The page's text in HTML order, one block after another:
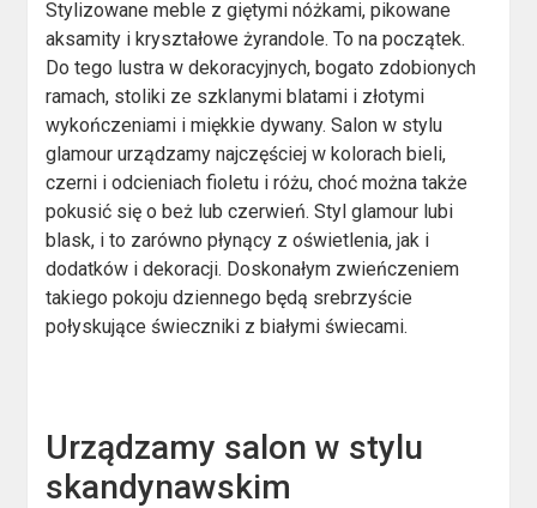
Stylizowane meble z giętymi nóżkami, pikowane
aksamity i kryształowe żyrandole. To na początek.
Do tego lustra w dekoracyjnych, bogato zdobionych
ramach, stoliki ze szklanymi blatami i złotymi
wykończeniami i miękkie dywany. Salon w stylu
glamour urządzamy najczęściej w kolorach bieli,
czerni i odcieniach fioletu i różu, choć można także
pokusić się o beż lub czerwień. Styl glamour lubi
blask, i to zarówno płynący z oświetlenia, jak i
dodatków i dekoracji. Doskonałym zwieńczeniem
takiego pokoju dziennego będą srebrzyście
połyskujące świeczniki z białymi świecami.
Urządzamy salon w stylu
skandynawskim